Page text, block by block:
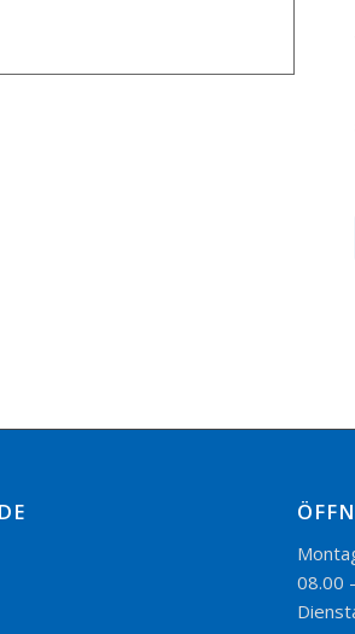
08.00